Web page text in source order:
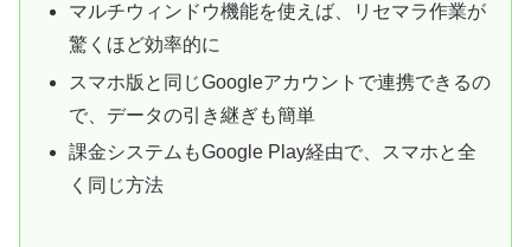
マルチウィンドウ機能を使えば、リセマラ作業が
驚くほど効率的に
スマホ版と同じGoogleアカウントで連携できるの
で、データの引き継ぎも簡単
課金システムもGoogle Play経由で、スマホと全
く同じ方法